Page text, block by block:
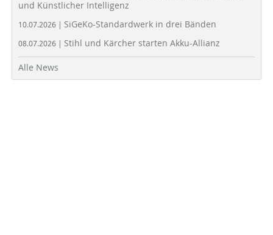
und Künstlicher Intelligenz
10.07.2026 | SiGeKo-Standardwerk in drei Bänden
08.07.2026 | Stihl und Kärcher starten Akku-Allianz
Alle News